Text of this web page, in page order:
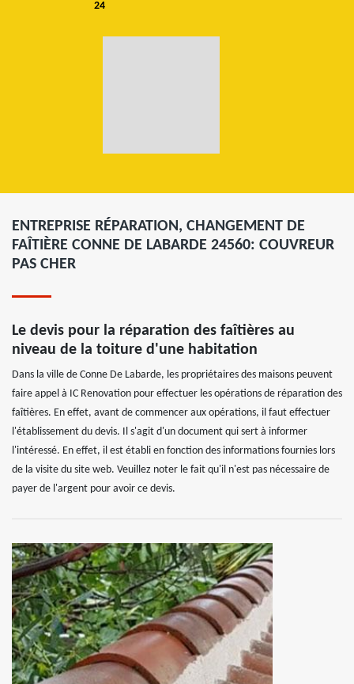
24
ENTREPRISE RÉPARATION, CHANGEMENT DE
FAÎTIÈRE CONNE DE LABARDE 24560: COUVREUR
PAS CHER
Le devis pour la réparation des faîtières au
niveau de la toiture d'une habitation
Dans la ville de Conne De Labarde, les propriétaires des maisons peuvent
faire appel à IC Renovation pour effectuer les opérations de réparation des
faîtières. En effet, avant de commencer aux opérations, il faut effectuer
l'établissement du devis. Il s'agit d'un document qui sert à informer
l'intéressé. En effet, il est établi en fonction des informations fournies lors
de la visite du site web. Veuillez noter le fait qu'il n'est pas nécessaire de
payer de l'argent pour avoir ce devis.